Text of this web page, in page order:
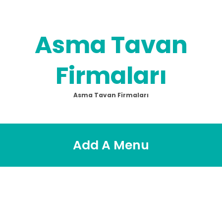
Asma Tavan
Firmaları
Asma Tavan Firmaları
Add A Menu